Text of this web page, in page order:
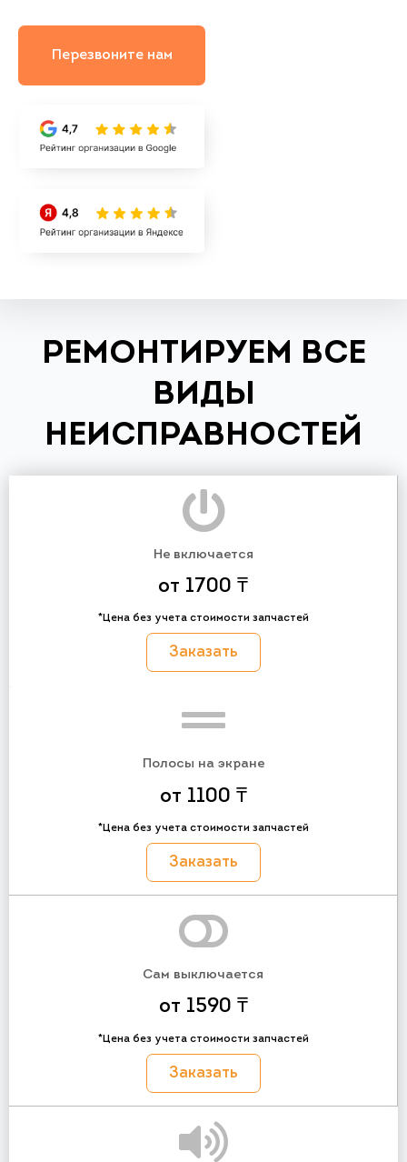
Перезвоните нам
РЕМОНТИРУЕМ ВСЕ
ВИДЫ
НЕИСПРАВНОСТЕЙ
Не включается
от 1700 ₸
*Цена без учета стоимости запчастей
Заказать
Полосы на экране
от 1100 ₸
*Цена без учета стоимости запчастей
Заказать
Сам выключается
от 1590 ₸
*Цена без учета стоимости запчастей
Заказать